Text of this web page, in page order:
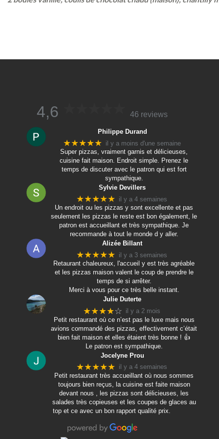
4,6 46 reviews
Philippe Durand
★★★★★ il y a moins d'une semaine
Super pizzas, vraiment garnis et délicieuses,
cuisine fait maison. Endroit simple. Prenez le
temps de discuter avec le patron qui est fort
sympathique.
Sylvie Devillers
★★★★★ il y a 4 semaines
Un endroit ou les pizzas y sont excellente et pas
seulement les pizzas le reste est bon également, le
patron est accueillant et très sympathique. Je
recommande à tout le monde d y aller.
Alizée Billant
★★★★★ il y a 3 semaines
Retaurant chaleureux, l'accueil y est très agréable
et les pizzas maison valent le coup de prendre le
temps de si arrêter.
Merci à vous pour ce très belle instant.
Julie Duterte
★★★★☆ il y a 2 mois
Petit restaurant où ce n’est pas le luxe mais nous
avions commandé des pizzas, effectivement c’était
bien fait maison et elles étaient très bonne ! 👍
Le patron est sympathique.
Jocelyne Prou
★★★★★ il y a 4 semaines
Petit restaurant très accueillant où nous sommes
toujours bien reçus, la cuisine est faite maison
devant nous , les pizzas sont délicieuses, les
salades très copieuses et les coupes de glaces au
top et ce avec un bon rapport qualité prix.